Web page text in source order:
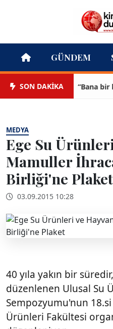
GÜNDEM
SON DAKİKA“Bana bir kez
MEDYA
Ege Su
Mamuller
Birliği'ne Plaket
03.09.2015 10:28
40 yıla yakın bir
düzenlenen Ulusal Su
Sempozyumu'nun
Ürünleri Fakültesi